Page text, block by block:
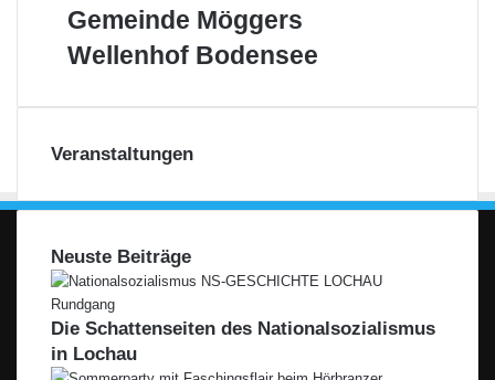
KFZ
Meisterbetrieb
Gemeinde
Gemeinde Möggers
Wellenhof
Wellenhof Bodensee
Veranstaltungen
Neuste Beiträge
Die Schattenseiten des Nationalsozialismus
in Lochau